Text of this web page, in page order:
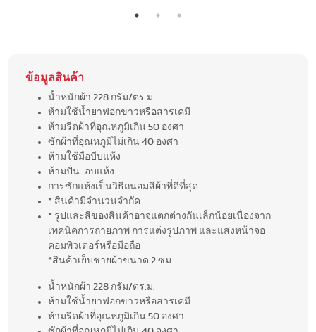
ข้อมูลสินค้า
น้ำหนักผ้า 228 กรัม/ตร.ม.
ห้ามใช้น้ำยาฟอกขาวหรือสารเคมี
ห้ามรีดผ้าที่อุณหภูมิเกิน 50 องศา
ซักผ้าที่อุณหภูมิไม่เกิน 40 องศา
ห้ามใช้มือบีบแห้ง
ห้ามปั่น-อบแห้ง
การซักแห้งเป็นวิธีถนอมสีผ้าที่ดีที่สุด
* สินค้ามีจำนวนจำกัด
* รูปและสีของสินค้าอาจแตกต่างกันเล็กน้อยเนื่องจาก
เทคนิคการถ่ายภาพ การแต่งรูปภาพ และแสงหน้าจอ
คอมพิวเตอร์หรือมือถือ
*สินค้าเย็บชายผ้าขนาด 2 ซม.
น้ำหนักผ้า 228 กรัม/ตร.ม.
ห้ามใช้น้ำยาฟอกขาวหรือสารเคมี
ห้ามรีดผ้าที่อุณหภูมิเกิน 50 องศา